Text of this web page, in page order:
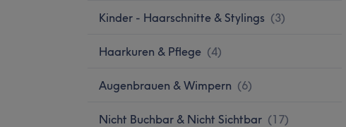
Kinder - Haarschnitte & Stylings (3)
Haarkuren & Pflege (4)
Augenbrauen & Wimpern (6)
Nicht Buchbar & Nicht Sichtbar (17)